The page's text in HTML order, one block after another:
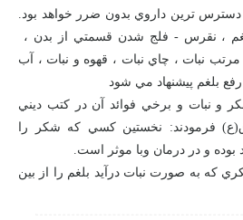
دسترس ترين داروي بدون ضرر خواهد بود.
، نقرس - فلج شدن قسمتي از بدن ،
نبات ، چاي نبات ، قهوه و نبات ، آب
بلغم پيشنهاد مي شود
و نبات و برخي فوائد آن در كتب ديني
فرمودند: نخستين کسي که شکر را
و در درمان وبا موثر است.
که به صورت نبات درآيد بلغم را از بين